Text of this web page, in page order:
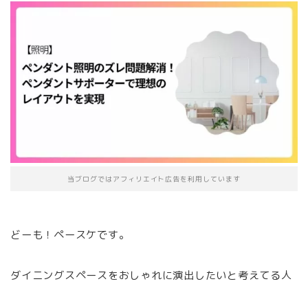
当ブログではアフィリエイト広告を利用しています
どーも！ペースケです。
ダイニングスペースをおしゃれに演出したいと考えてる人